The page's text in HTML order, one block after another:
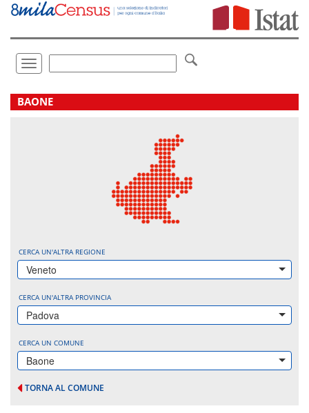
Vai
direttamente
Toggle
navigation
.
BAONE
CERCA UN'ALTRA REGIONE
Veneto
CERCA UN'ALTRA PROVINCIA
Padova
CERCA UN COMUNE
Baone
TORNA AL COMUNE